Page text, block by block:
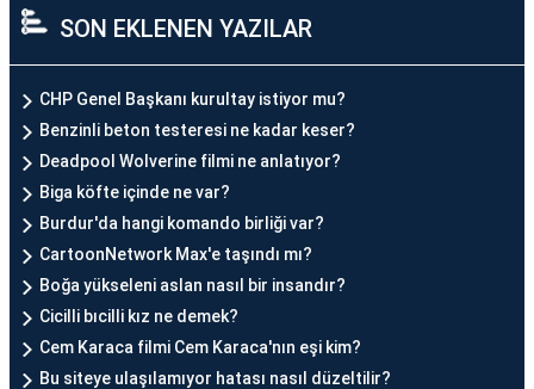
SON EKLENEN YAZILAR
CHP Genel Başkanı kurultay istiyor mu?
Benzinli beton testeresi ne kadar keser?
Deadpool Wolverine filmi ne anlatıyor?
Biga köfte içinde ne var?
Burdur'da hangi komando birliği var?
CartoonNetwork Max'e taşındı mı?
Boğa yükseleni aslan nasıl bir insandır?
Cicilli bıcilli kız ne demek?
Cem Karaca filmi Cem Karaca'nın eşi kim?
Bu siteye ulaşılamıyor hatası nasıl düzeltilir?